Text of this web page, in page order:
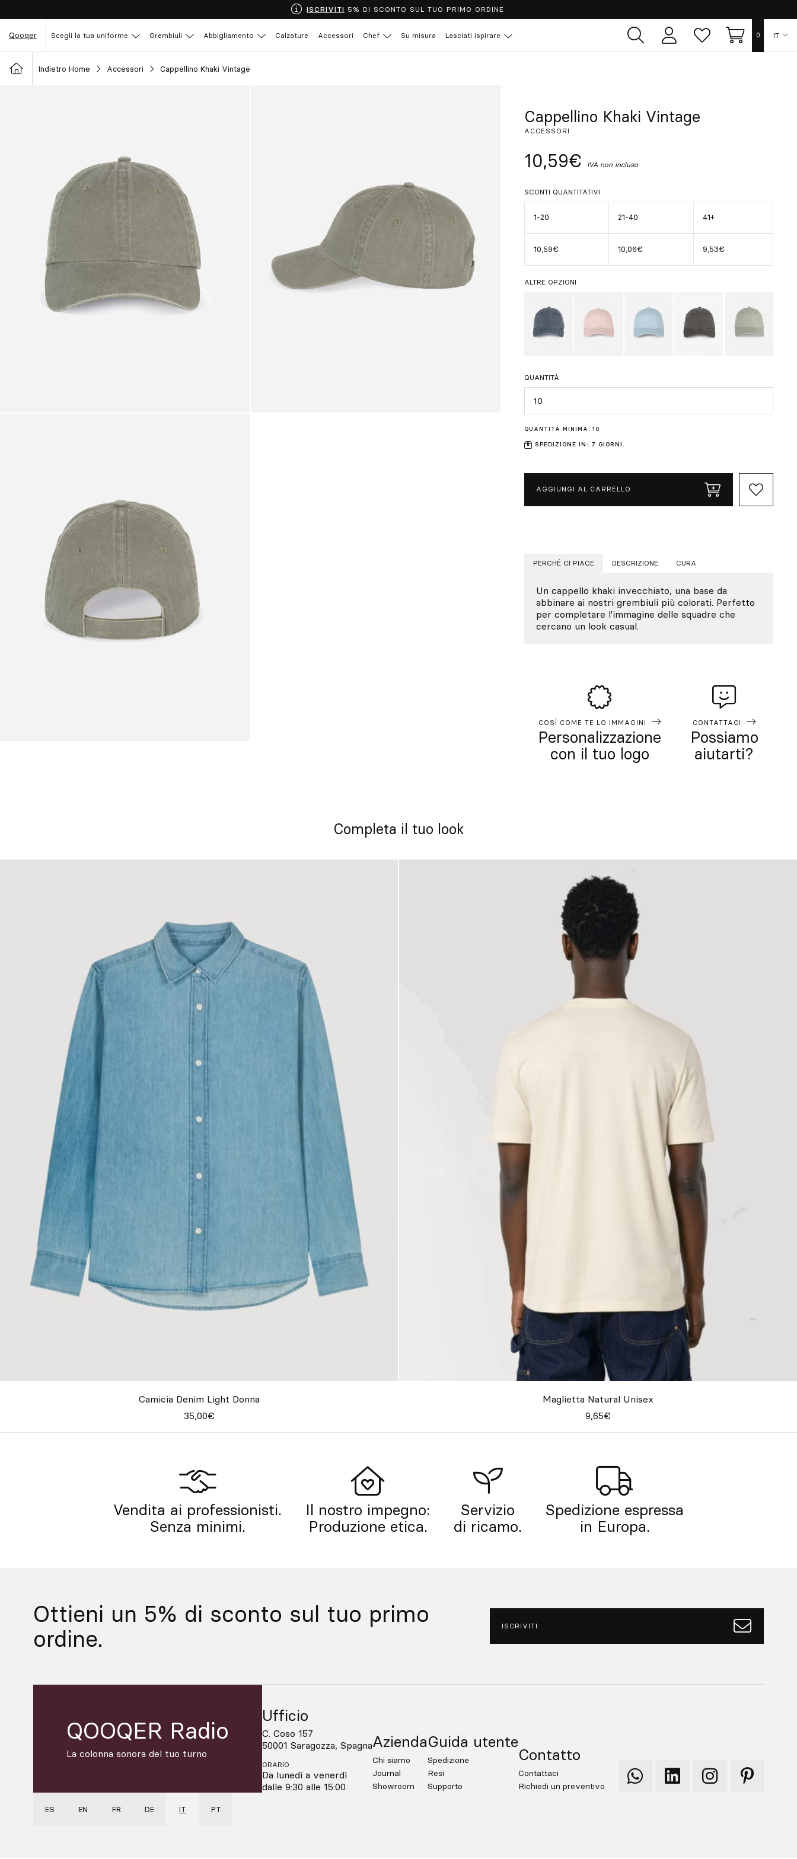
ISCRIVITI 5% DI SCONTO SUL TUO PRIMO ORDINE
Qooqer Scegli la tua uniforme Grembiuli Abbigliamento Calzature Accessori Chef Su misura Lasciati ispirare
Area
utente
Lista
dei
Carrello
0 IT
Indietro Home Accessori Cappellino Khaki Vintage
Cappellino Khaki Vintage
ACCESSORI
10,59€ IVA non inclusa
SCONTI QUANTITATIVI
1-20 21-40 41+
10,59€ 10,06€ 9,53€
ALTRE OPZIONI
QUANTITÀ
Quantità
QUANTITÀ MINIMA: 10
SPEDIZIONE IN: 7 GIORNI.
AGGIUNGI AL CARRELLO
PERCHÉ CI PIACE DESCRIZIONE CURA
Un cappello khaki invecchiato, una base da
abbinare ai nostri grembiuli più colorati. Perfetto
per completare l'immagine delle squadre che
cercano un look casual.
COSÌ COME TE LO IMMAGINI
Personalizzazione
con il tuo logo
CONTATTACI
Possiamo
aiutarti?
Completa il tuo look
Camicia Denim Light Donna
35,00€
Maglietta Natural Unisex
9,65€
Vendita ai professionisti.
Senza minimi.
Il nostro impegno:
Produzione etica.
Servizio
di ricamo.
Spedizione espressa
in Europa.
Ottieni un 5% di sconto sul tuo primo
ordine.
ISCRIVITI
QOOQER Radio
La colonna sonora del tuo turno
Ufficio
C. Coso 157
50001 Saragozza, Spagna
ORARIO
Da lunedì a venerdì
dalle 9:30 alle 15:00
Azienda
Chi siamo
Journal
Showroom
Guida utente
Spedizione
Resi
Supporto
Contatto
Contattaci
Richiedi un preventivo
Qooqer
WhatsApp
Qooqer
Linkedin
Qooqer
Instagram
Qooqer
ES EN FR DE IT PT